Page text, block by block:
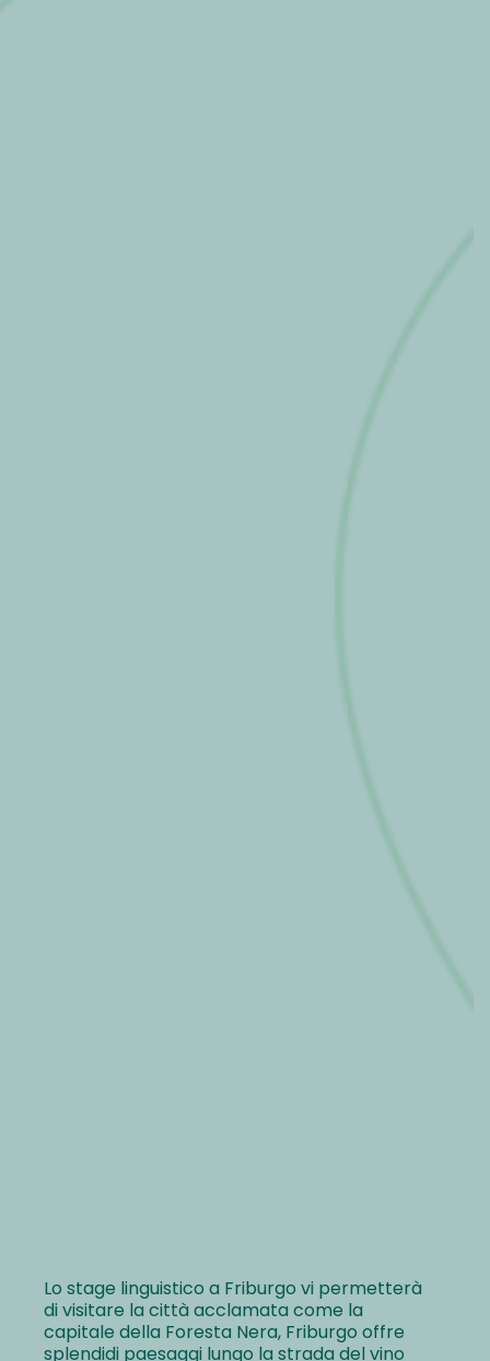
Lo stage linguistico a Friburgo vi permetterà
di visitare la città acclamata come la
capitale della Foresta Nera, Friburgo offre
splendidi paesaggi lungo la strada del vino